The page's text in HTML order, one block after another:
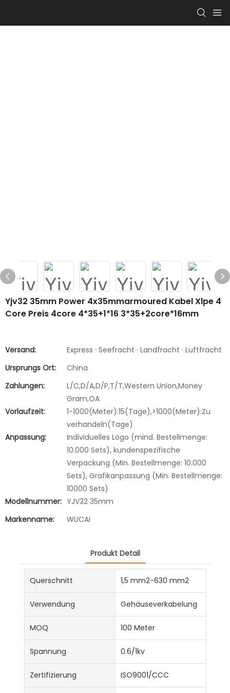
Yjv32 35mm Power 4x35mmarmoured Kabel Xlpe 4
Core Preis 4core 4*35+1*16 3*35+2core*16mm
Versand:
Express · Seefracht · Landfracht · Luftfracht
Ursprungs Ort:
China
Zahlungen:
L/C,D/A,D/P,T/T,Western Union,Money
Gram,OA
Vorlaufzeit:
1-1000(Meter):15(Tage),>1000(Meter):Zu
verhandeln(Tage)
Anpassung:
Individuelles Logo (mind. Bestellmenge:
10.000 Sets), kundenspezifische
Verpackung (Min. Bestellmenge: 10.000
Sets), Grafikanpassung (Min. Bestellmenge:
10000 Sets)
Modellnummer: YJV32 35mm
Markenname:
WUCAI
Produkt Detail
Querschnitt 1,5 mm2-630 mm2
Verwendung Gehäuseverkabelung
MOQ 100 Meter
Spannung 0.6/1kv
Zertifizierung ISO9001/CCC